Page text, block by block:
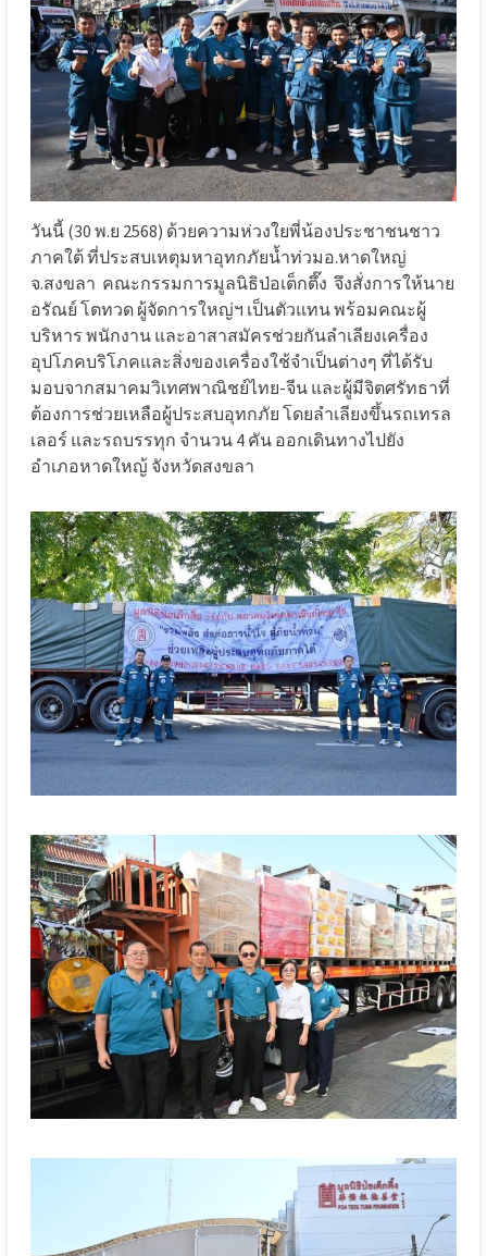
วันนี้ (30 พ.ย 2568) ด้วยความห่วงใยพี่น้องประชาชนชาว
ภาคใต้ ที่ประสบเหตุมหาอุทกภัยน้ำท่วมอ.หาดใหญ่
จ.สงขลา คณะกรรมการมูลนิธิป่อเต็กตึ๊ง จึงสั่งการให้นาย
อรัณย์ โตทวด ผู้จัดการใหญ่ฯ เป็นตัวแทนพร้อมคณะผู้
บริหาร พนักงาน และอาสาสมัครช่วยกันลำเลียงเครื่อง
อุปโภคบริโภคและสิ่งของเครื่องใช้จำเป็นต่างๆที่ได้รับ
มอบจากสมาคมวิเทศพาณิชย์ไทย-จีน และผู้มีจิตศรัทธาที่
ต้องการช่วยเหลือผู้ประสบอุทกภัย โดยลำเลียงขึ้นรถเทรล
เลอร์ และรถบรรทุก จำนวน 4 คัน ออกเดินทางไปยัง
อำเภอหาดใหญ้ จังหวัดสงขลา